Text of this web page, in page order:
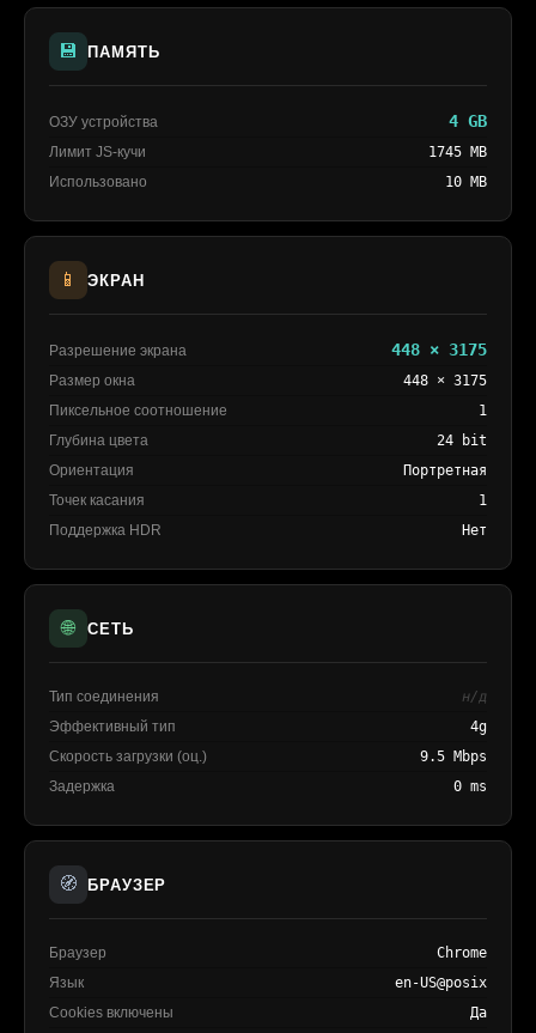
💾 ПАМЯТЬ
ОЗУ устройства 4 GB
Лимит JS-кучи
1745 MB
Использовано
10 MB
📱 ЭКРАН
Разрешение экрана 448 × 3175
Размер окна
448 × 3175
Пиксельное соотношение
1
Глубина цвета
24 bit
Ориентация
Портретная
Точек касания
1
Поддержка HDR
Нет
🌐 СЕТЬ
Тип соединения
н/д
Эффективный тип
4g
Скорость загрузки (оц.)
9.5 Mbps
Задержка
0 ms
🧭 БРАУЗЕР
Браузер
Chrome
Язык
en-US@posix
Cookies включены
Да